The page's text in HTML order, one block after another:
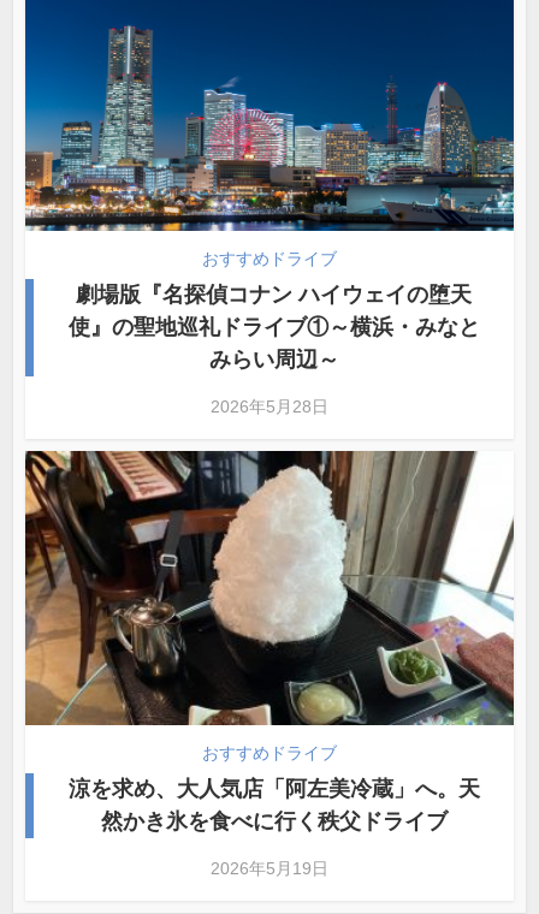
おすすめドライブ
劇場版『名探偵コナン ハイウェイの堕天
使』の聖地巡礼ドライブ①～横浜・みなと
みらい周辺～
2026年5月28日
おすすめドライブ
涼を求め、大人気店「阿左美冷蔵」へ。天
然かき氷を食べに行く秩父ドライブ
2026年5月19日